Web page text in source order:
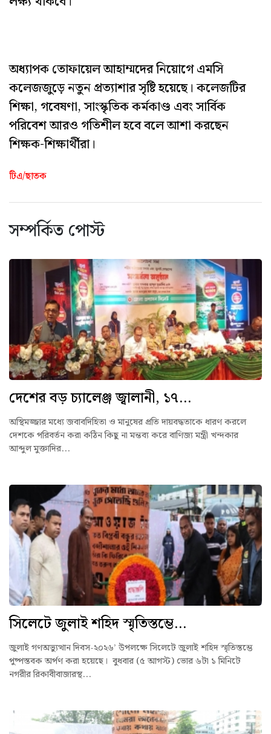
অধ্যাপক তোফায়েল আহাম্মদের নিয়োগে এমসি
কলেজজুড়ে নতুন প্রত্যাশার সৃষ্টি হয়েছে। কলেজটির
শিক্ষা, গবেষণা, সাংস্কৃতিক কর্মকাণ্ড এবং সার্বিক
পরিবেশ আরও গতিশীল হবে বলে আশা করছেন
শিক্ষক-শিক্ষার্থীরা।
টিএ/ছাতক
সম্পর্কিত পোস্ট
দেশের বড় চ্যালেঞ্জ জ্বালানী, ১৭...
অস্থিমজ্জার মধ্যে জবাবদিহিতা ও মানুষের প্রতি দায়বদ্ধতাকে ধারণ করলে
দেশকে পরিবর্তন করা কঠিন কিছু না মন্তব্য করে বাণিজ্য মন্ত্রী খন্দকার
আব্দুল মুক্তাদির...
সিলেটে জুলাই শহিদ স্মৃতিস্তম্ভে...
জুলাই গণঅভ্যুত্থান দিবস-২০২৬’ উপলক্ষে সিলেটে জুলাই শহিদ স্মৃতিস্তম্ভে
পুষ্পস্তবক অর্পণ করা হয়েছে। বুধবার (৫ আগস্ট) ভোর ৬টা ১ মিনিটে
নগরীর রিকাবীবাজারস্থ...